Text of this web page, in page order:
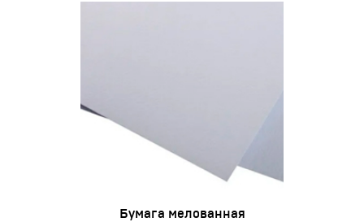
Бумага мелованная